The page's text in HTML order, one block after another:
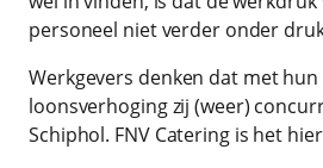
personeel niet verder onder
Werkgevers denken dat met
loonsverhoging zij (weer)
Schiphol. FNV Catering is het